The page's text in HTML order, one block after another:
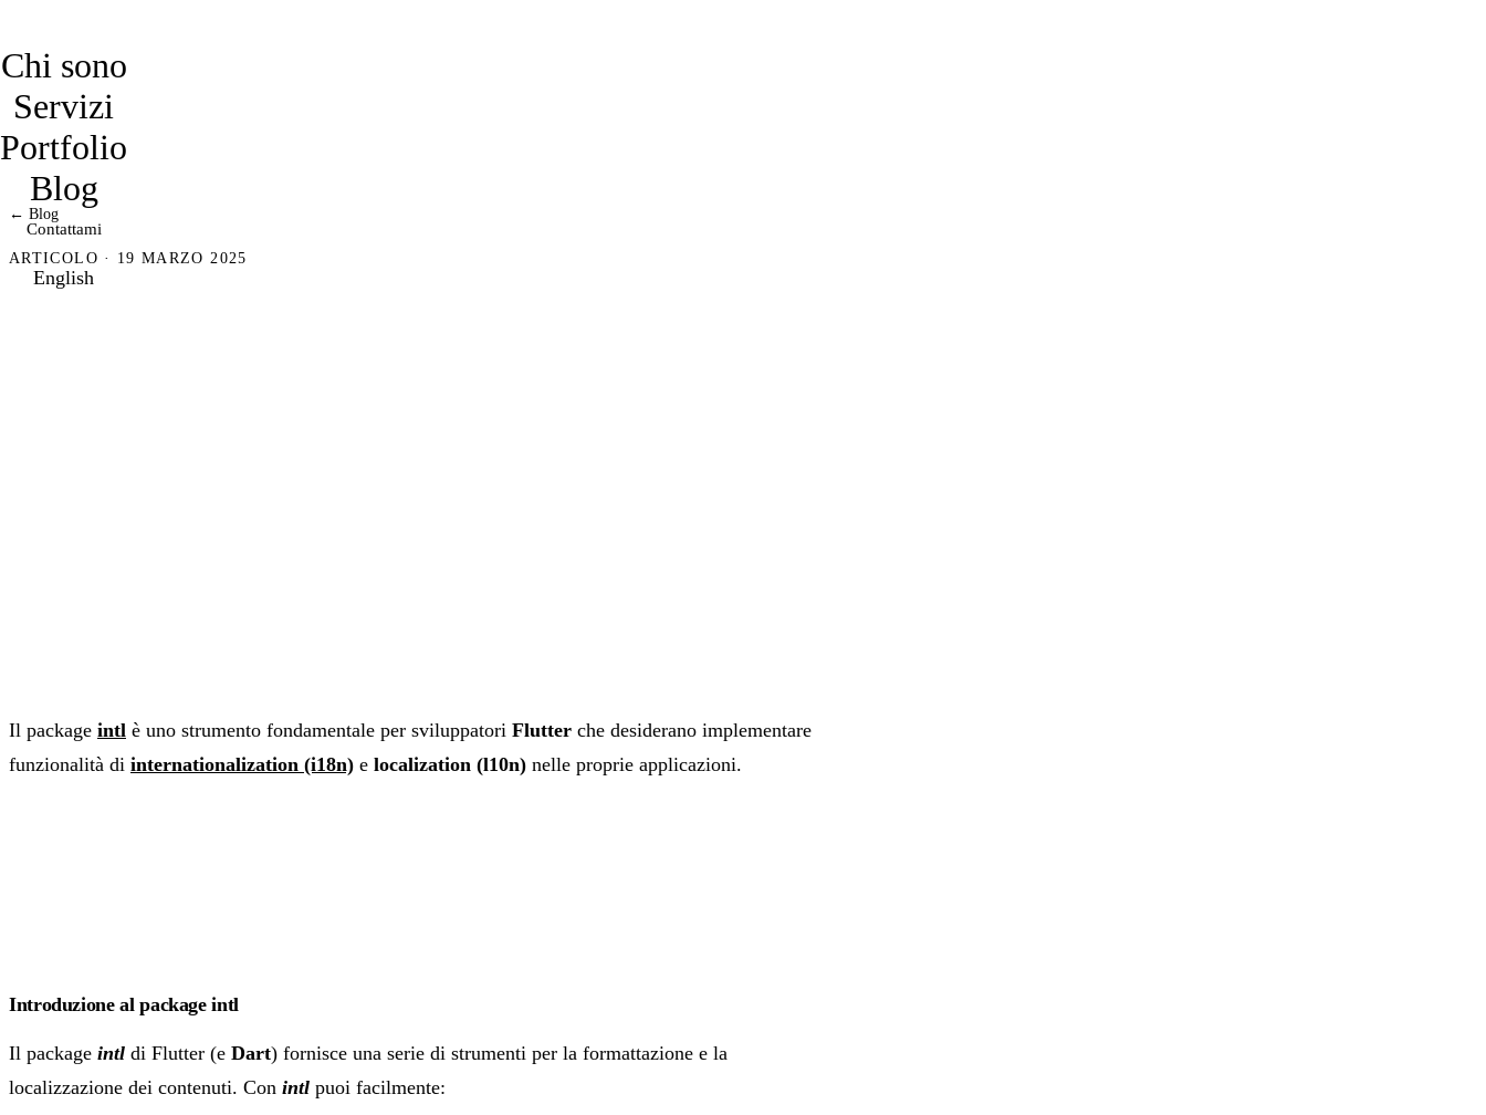
Chi sono
Servizi
Portfolio
Blog
Contattami
English
← Blog
ARTICOLO · 19 MARZO 2025
Il package intl è uno strumento fondamentale per sviluppatori Flutter che desiderano implementare
funzionalità di internationalization (i18n) e localization (l10n) nelle proprie applicazioni.
Introduzione al package intl
Il package intl di Flutter (e Dart) fornisce una serie di strumenti per la formattazione e la
localizzazione dei contenuti. Con intl puoi facilmente: